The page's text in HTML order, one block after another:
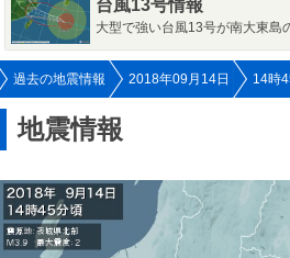
台風13号情報
大型で強い台風13号が南大東島
過去の地震情報 2018年09月14日 14時
地震情報